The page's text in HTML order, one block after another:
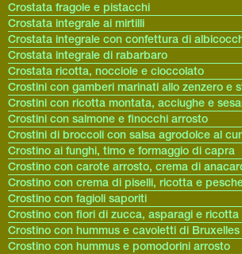
Crostata fragole e pistacchi
Crostata integrale ai mirtilli
Crostata integrale con confettura di
Crostata integrale di rabarbaro
Crostata ricotta, nocciole e cioccolato
Crostini con gamberi marinati allo zenzero e
Crostini con ricotta montata, acciughe e
Crostini con salmone e finocchi arrosto
Crostini di broccoli con salsa agrodolce al
Crostino ai funghi, timo e formaggio di capra
Crostino con carote arrosto, crema di
Crostino con crema di piselli, ricotta e
Crostino con fagioli saporiti
Crostino con fiori di zucca, asparagi e ricotta
Crostino con hummus e cavoletti di
Crostino con hummus e pomodorini arrosto